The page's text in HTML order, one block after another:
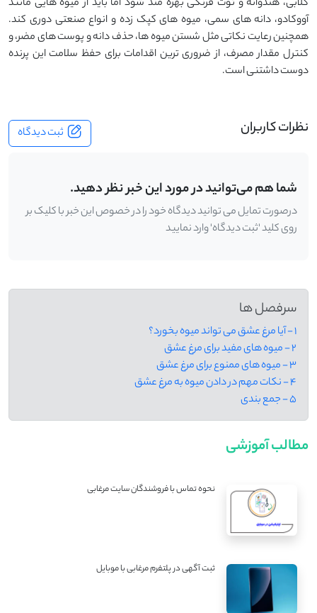
گلابی، هندوانه و توت ‌فرنگی بهره‌ مند شود اما باید از میوه ‌هایی مانند
آووکادو، دانه‌ های سمی، میوه ‌های کپک ‌زده و انواع صنعتی دوری کند.
همچنین رعایت نکاتی مثل شستن میوه‌ ها، حذف دانه و پوست ‌های مضر، و
کنترل مقدار مصرف، از ضروری ‌ترین اقدامات برای حفظ سلامت این پرنده‌
دوست ‌داشتنی است.
نظرات کاربران ثبت دیدگاه
شما هم می‌توانید در مورد این خبر نظر دهید.
درصورت تمایل می توانید دیدگاه خود را در خصوص این خبر با کلیک بر
روی کلید 'ثبت دیدگاه' وارد نمایید
سرفصل ها
1 - آیا مرغ عشق می ‌تواند میوه بخورد؟
2 - میوه‌ های مفید برای مرغ عشق
3 - میوه‌ های ممنوع برای مرغ عشق
4 - نکات مهم در دادن میوه به مرغ عشق
5 - جمع بندی
مطالب آموزشی
نحوه تماس با فروشندگان سایت مرغابی
ثبت آگهی در پلتفرم مرغابی با موبایل